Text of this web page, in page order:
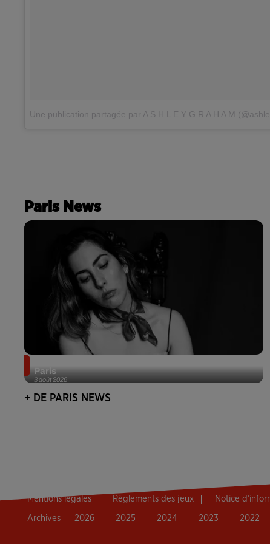
Une publication partagée par A S H L E Y G R A H A M
Paris News
3 août 2026
Paris
+ DE PARIS NEWS
Mentions légales Règlements des jeux Notice
Archives 2026 2025 2024 2023 2022